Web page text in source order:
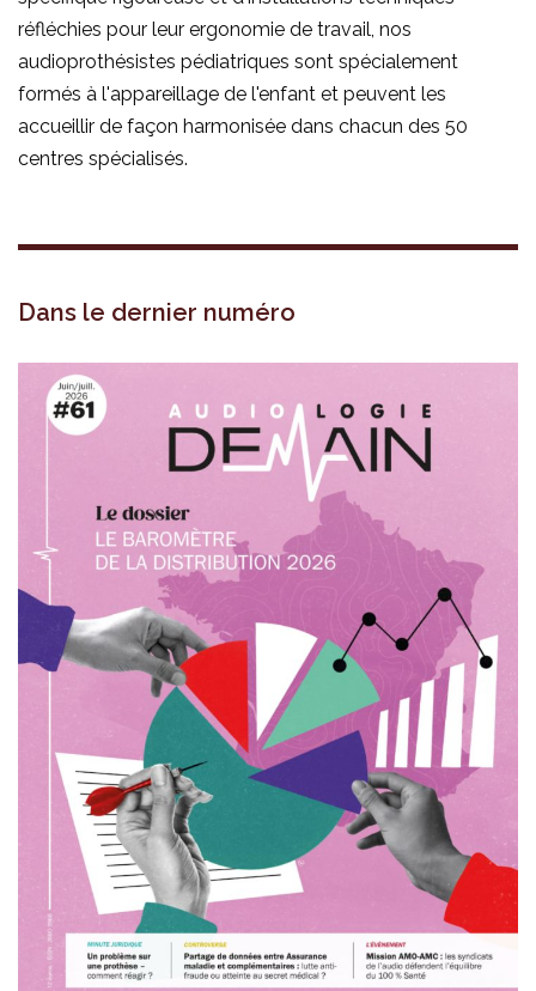
réfléchies pour leur ergonomie de travail, nos
audioprothésistes pédiatriques sont spécialement
formés à l'appareillage de l'enfant et peuvent les
accueillir de façon harmonisée dans chacun des 50
centres spécialisés.
Dans le dernier numéro